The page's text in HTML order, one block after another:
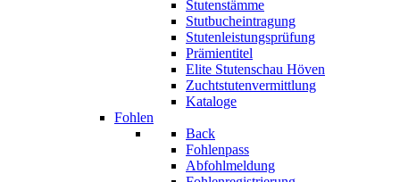
Stutenstämme
Stutbucheintragung
Stutenleistungsprüfung
Prämientitel
Elite Stutenschau Höven
Zuchtstutenvermittlung
Kataloge
Fohlen
Back
Fohlenpass
Abfohlmeldung